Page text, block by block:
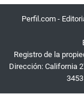
Perfil.com -
Registro de la
Dirección: California